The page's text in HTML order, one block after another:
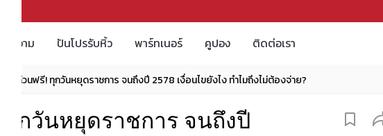
บทความ ปันโปรรับหิ้ว พาร์ทเนอร์ คูปอง ติดต่อเรา
ทางด่วนฟรี! ทุกวันหยุดราชการ จนถึงปี 2578 เงื่อนไขยังไง ทำไมถึงไม่ต้องจ่าย?
ทุกวันหยุดราชการ จนถึงปี